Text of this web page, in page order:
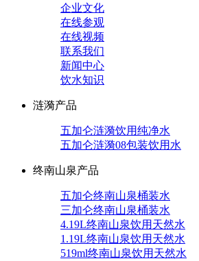
企业文化
在线参观
在线视频
联系我们
新闻中心
饮水知识
涟漪产品
五加仑涟漪饮用纯净水
五加仑涟漪08包装饮用水
终南山泉产品
五加仑终南山泉桶装水
三加仑终南山泉桶装水
4.19L终南山泉饮用天然水
1.19L终南山泉饮用天然水
519ml终南山泉饮用天然水